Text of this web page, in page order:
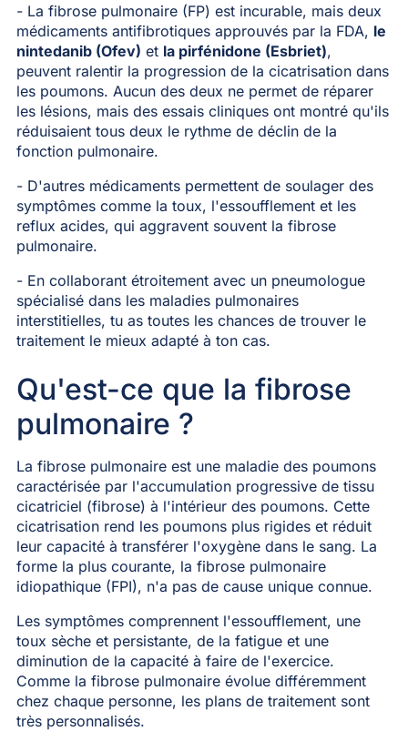
- La fibrose pulmonaire (FP) est incurable, mais deux
médicaments antifibrotiques approuvés par la FDA, le
nintedanib (Ofev) et la pirfénidone (Esbriet),
peuvent ralentir la progression de la cicatrisation dans
les poumons. Aucun des deux ne permet de réparer
les lésions, mais des essais cliniques ont montré qu'ils
réduisaient tous deux le rythme de déclin de la
fonction pulmonaire.
- D'autres médicaments permettent de soulager des
symptômes comme la toux, l'essoufflement et les
reflux acides, qui aggravent souvent la fibrose
pulmonaire.
- En collaborant étroitement avec un pneumologue
spécialisé dans les maladies pulmonaires
interstitielles, tu as toutes les chances de trouver le
traitement le mieux adapté à ton cas.
Qu'est-ce que la fibrose
pulmonaire ?
La fibrose pulmonaire est une maladie des poumons
caractérisée par l'accumulation progressive de tissu
cicatriciel (fibrose) à l'intérieur des poumons. Cette
cicatrisation rend les poumons plus rigides et réduit
leur capacité à transférer l'oxygène dans le sang. La
forme la plus courante, la fibrose pulmonaire
idiopathique (FPI), n'a pas de cause unique connue.
Les symptômes comprennent l'essoufflement, une
toux sèche et persistante, de la fatigue et une
diminution de la capacité à faire de l'exercice.
Comme la fibrose pulmonaire évolue différemment
chez chaque personne, les plans de traitement sont
très personnalisés.